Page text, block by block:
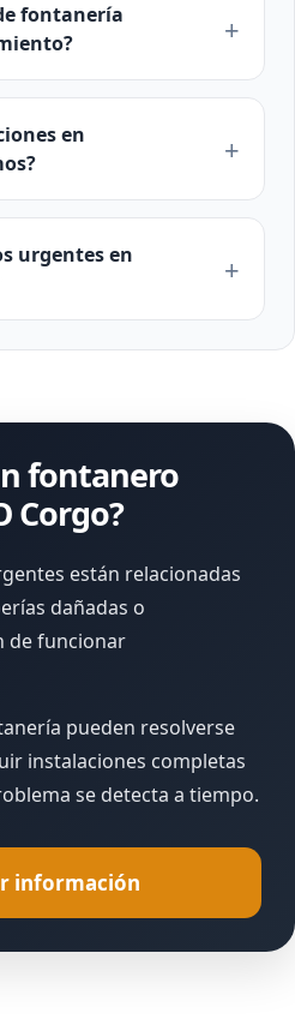
fontanería
en
urgentes en
fontanero
Corgo?
están relacionadas
dañadas o
de funcionar
pueden resolverse
instalaciones completas
se detecta a tiempo.
información